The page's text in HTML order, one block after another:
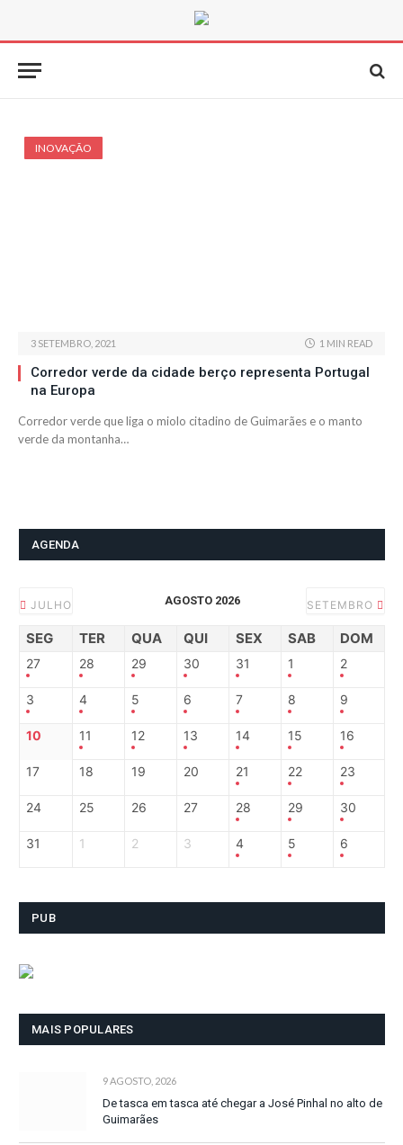
INOVAÇÃO
3 SETEMBRO, 2021 1 MIN READ
Corredor verde da cidade berço representa Portugal
na Europa
Corredor verde que liga o miolo citadino de Guimarães e o manto
verde da montanha…
AGENDA
JULHO AGOSTO 2026 SETEMBRO
SEG TER QUA QUI SEX SAB DOM
27 28 29 30 31 1 2
3 4 5 6 7 8 9
10 11 12 13 14 15 16
17 18 19 20 21 22 23
24 25 26 27 28 29 30
31 1 2 3 4 5 6
PUB
MAIS POPULARES
9 AGOSTO, 2026
De tasca em tasca até chegar a José Pinhal no alto de
Guimarães